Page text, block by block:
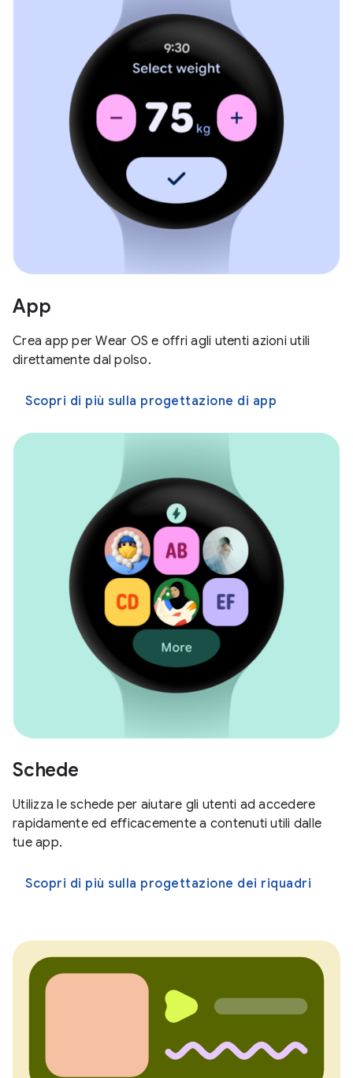
App
Crea app per Wear OS e offri agli utenti azioni utili
direttamente dal polso.
Scopri di più sulla progettazione di app
Schede
Utilizza le schede per aiutare gli utenti ad accedere
rapidamente ed efficacemente a contenuti utili dalle
tue app.
Scopri di più sulla progettazione dei riquadri